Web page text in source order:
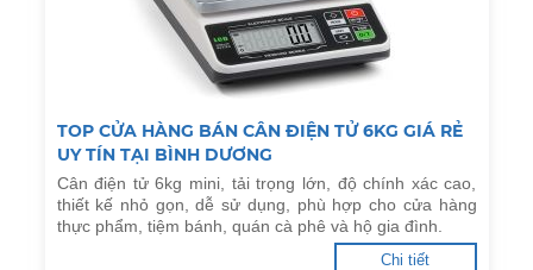
TOP CỬA HÀNG BÁN CÂN ĐIỆN TỬ 6KG GIÁ RẺ
UY TÍN TẠI BÌNH DƯƠNG
Cân điện tử 6kg mini, tải trọng lớn, độ chính xác cao,
thiết kế nhỏ gọn, dễ sử dụng, phù hợp cho cửa hàng
thực phẩm, tiệm bánh, quán cà phê và hộ gia đình.
Chi tiết